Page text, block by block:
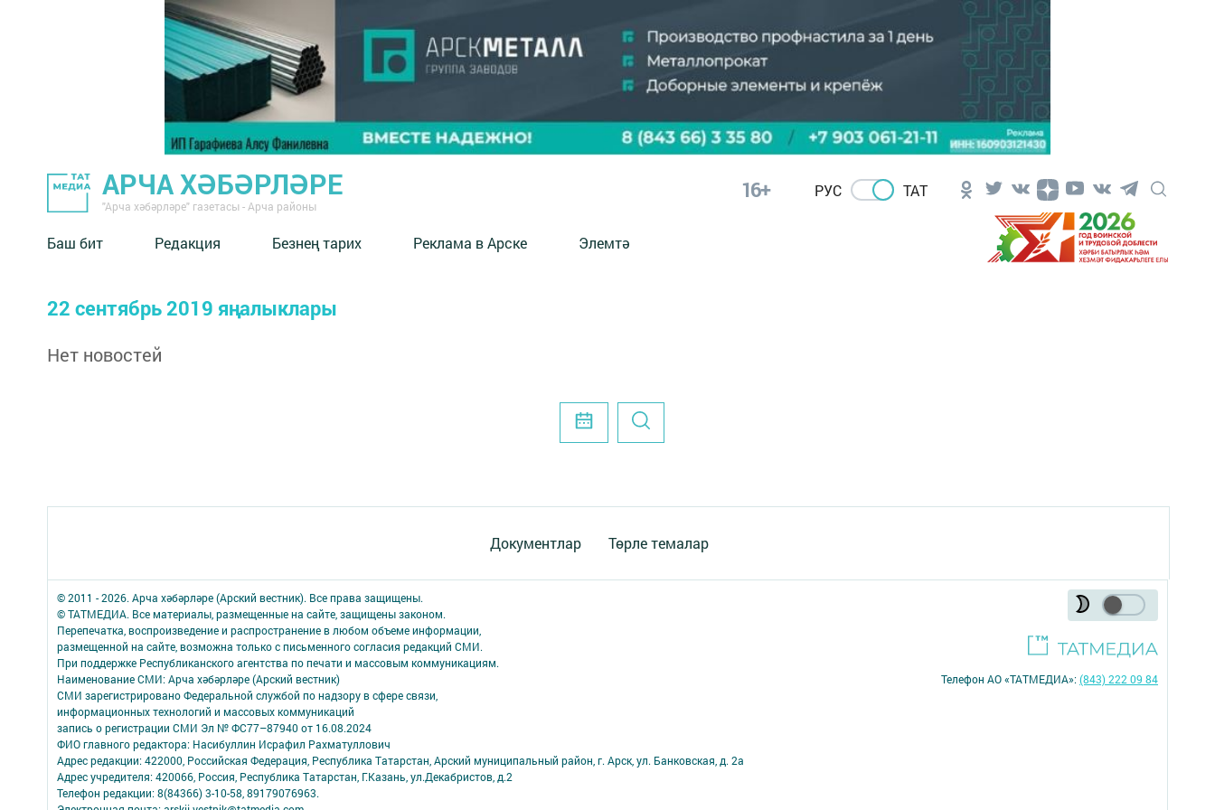
АРЧА ХӘБӘРЛӘРЕ
"Арча хәбәрләре" газетасы - Арча районы
16+ РУС ТАТ
Баш бит Редакция Безнең тарих Реклама в Арске Элемтә
22 сентябрь 2019 яңалыклары
Нет новостей
Документлар Төрле темалар
© 2011 - 2026. Арча хәбәрләре (Арский вестник). Все права защищены.
© ТАТМЕДИА. Все материалы, размещенные на сайте, защищены законом.
Перепечатка, воспроизведение и распространение в любом объеме информации,
размещенной на сайте, возможна только с письменного согласия редакций СМИ.
При поддержке Республиканского агентства по печати и массовым коммуникациям.
Наименование СМИ: Арча хәбәрләре (Арский вестник)
СМИ зарегистрировано Федеральной службой по надзору в сфере связи,
информационных технологий и массовых коммуникаций
запись о регистрации СМИ Эл № ФС77–87940 от 16.08.2024
ФИО главного редактора: Насибуллин Исрафил Рахматуллович
Адрес редакции: 422000, Российская Федерация, Республика Татарстан, Арский муниципальный район, г. Арск, ул. Банковская, д. 2а
Адрес учредителя: 420066, Россия, Республика Татарстан, Г.Казань, ул.Декабристов, д.2
Телефон редакции: 8(84366) 3-10-58, 89179076963.
Телефон АО «ТАТМЕДИА»:(843) 222 09 84